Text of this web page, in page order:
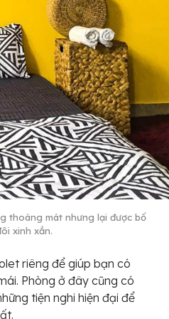
thoáng mát nhưng lại được bố
xinh xắn.
riêng để giúp bạn có
Phòng ở đây cũng có
tiện nghi hiện đại để